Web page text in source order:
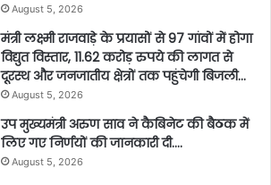
August 5, 2026
मंत्री लक्ष्मी राजवाड़े के प्रयासों से 97 गांवों में होगा
विद्युत विस्तार, 11.62 करोड़ रुपये की लागत से
दूरस्थ और जनजातीय क्षेत्रों तक पहुंचेगी बिजली…
August 5, 2026
उप मुख्यमंत्री अरुण साव ने कैबिनेट की बैठक में
लिए गए निर्णयों की जानकारी दी….
August 5, 2026